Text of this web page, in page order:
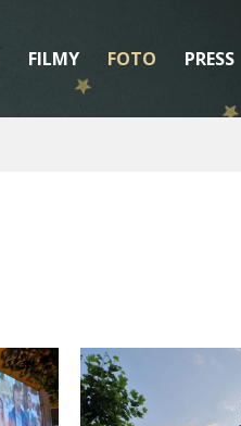
FILMY FOTO PRESS